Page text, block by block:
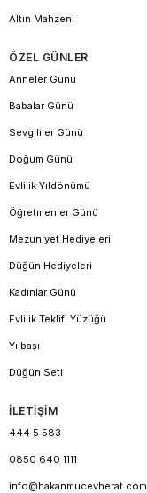
Altın Mahzeni
ÖZEL GÜNLER
Anneler Günü
Babalar Günü
Sevgililer Günü
Doğum Günü
Evlilik Yıldönümü
Öğretmenler Günü
Mezuniyet Hediyeleri
Düğün Hediyeleri
Kadınlar Günü
Evlilik Teklifi Yüzüğü
Yılbaşı
Düğün Seti
İLETİŞİM
444 5 583
0850 640 1111
info@hakanmucevherat.com